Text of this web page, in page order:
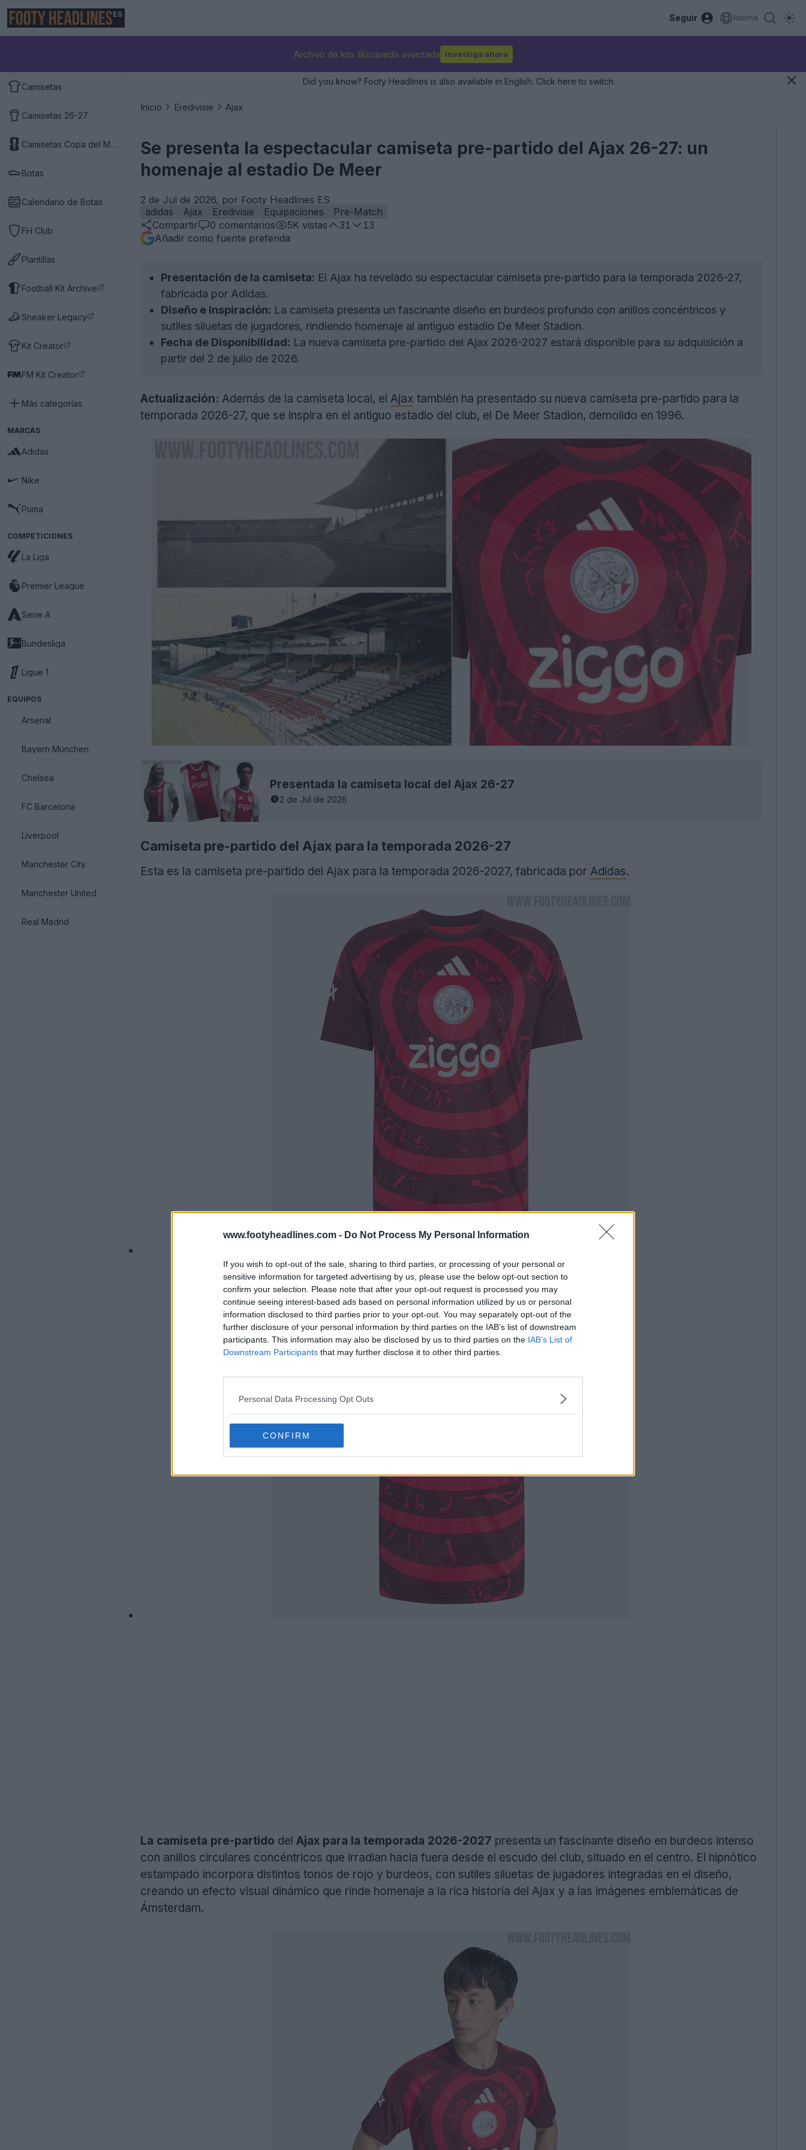
www.footyheadlines.com - Do Not Process My Personal Information
If you wish to opt-out of the sale, sharing to third parties, or processing of your personal or
sensitive information for targeted advertising by us, please use the below opt-out section to
confirm your selection. Please note that after your opt-out request is processed you may
continue seeing interest-based ads based on personal information utilized by us or personal
information disclosed to third parties prior to your opt-out. You may separately opt-out of the
further disclosure of your personal information by third parties on the IAB’s list of downstream
participants. This information may also be disclosed by us to third parties on the IAB’s List of
Downstream Participants that may further disclose it to other third parties.
Personal Data Processing Opt Outs
CONFIRM
ES Seguir Idioma
Archivo de kits Búsqueda avanzada Investiga ahora
Camisetas
Camisetas 26-27
Camisetas Copa del Mundo 2026
Botas
Calendario de Botas
FH Club
Plantillas
Football Kit Archive
Sneaker Legacy
Kit Creator
FM Kit Creator
Más categorías
MARCAS
Adidas
Nike
Puma
COMPETICIONES
La Liga
Premier League
Serie A
Bundesliga
Ligue 1
EQUIPOS
Arsenal
Bayern München
Chelsea
FC Barcelona
Liverpool
Manchester City
Manchester United
Real Madrid
Did you know? Footy Headlines is also available in English. Click here to switch.
Inicio Eredivisie Ajax
Se presenta la espectacular camiseta pre-partido del Ajax 26-27: un
homenaje al estadio De Meer
2 de Jul de 2026, por Footy Headlines ES
adidas
Ajax Eredivisie Equipaciones
Pre-Match
Compartir
0 comentarios 5K vistas 31
13
Añadir como fuente preferida
Presentación de la camiseta: El Ajax ha revelado su espectacular camiseta pre-partido para la temporada 2026-27,
fabricada por Adidas.
Diseño e Inspiración: La camiseta presenta un fascinante diseño en burdeos profundo con anillos concéntricos y
sutiles siluetas de jugadores, rindiendo homenaje al antiguo estadio De Meer Stadion.
Fecha de Disponibilidad: La nueva camiseta pre-partido del Ajax 2026-2027 estará disponible para su adquisición a
partir del 2 de julio de 2026.
Actualización: Además de la camiseta local, el Ajax también ha presentado su nueva camiseta pre-partido para la
temporada 2026-27, que se inspira en el antiguo estadio del club, el De Meer Stadion, demolido en 1996.
Presentada la camiseta local del Ajax 26-27
2 de Jul de 2026
Camiseta pre-partido del Ajax para la temporada 2026-27
Esta es la camiseta pre-partido del Ajax para la temporada 2026-2027, fabricada por Adidas.
La camiseta pre-partido del Ajax para la temporada 2026-2027 presenta un fascinante diseño en burdeos intenso
con anillos circulares concéntricos que irradian hacia fuera desde el escudo del club, situado en el centro. El hipnótico
estampado incorpora distintos tonos de rojo y burdeos, con sutiles siluetas de jugadores integradas en el diseño,
creando un efecto visual dinámico que rinde homenaje a la rica historia del Ajax y a las imágenes emblemáticas de
Ámsterdam.